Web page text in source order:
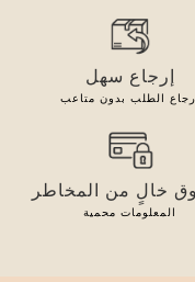
إرجاع سهل
الطلب بدون متاعب
خالٍ من المخاطر
المعلومات محمية